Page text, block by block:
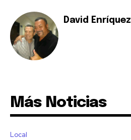
David Enríquez
Más Noticias
Local